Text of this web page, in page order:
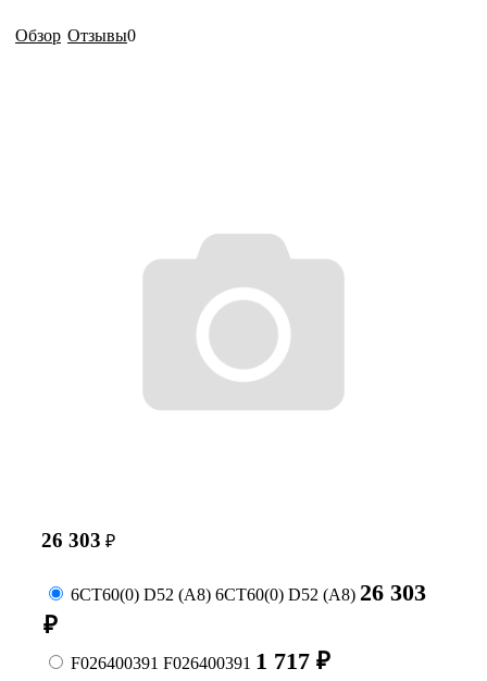
Обзор Отзывы0
26 303 ₽
6СТ60(0) D52 (A8) 6СТ60(0) D52 (A8) 26 303
₽
F026400391 F026400391 1 717 ₽